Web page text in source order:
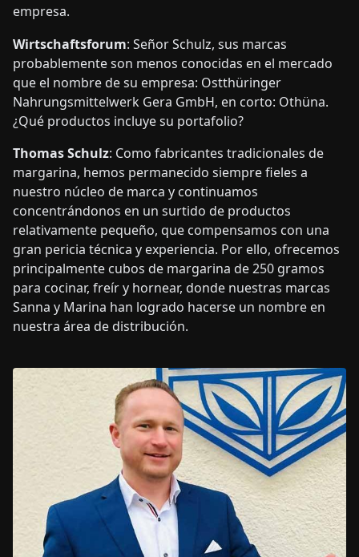
empresa.
Wirtschaftsforum: Señor Schulz, sus marcas
probablemente son menos conocidas en el mercado
que el nombre de su empresa: Ostthüringer
Nahrungsmittelwerk Gera GmbH, en corto: Othüna.
¿Qué productos incluye su portafolio?
Thomas Schulz: Como fabricantes tradicionales de
margarina, hemos permanecido siempre fieles a
nuestro núcleo de marca y continuamos
concentrándonos en un surtido de productos
relativamente pequeño, que compensamos con una
gran pericia técnica y experiencia. Por ello, ofrecemos
principalmente cubos de margarina de 250 gramos
para cocinar, freír y hornear, donde nuestras marcas
Sanna y Marina han logrado hacerse un nombre en
nuestra área de distribución.